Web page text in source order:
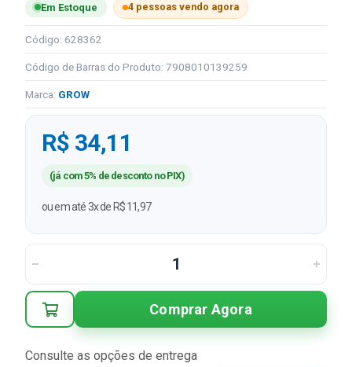
Em Estoque 4 pessoas vendo agora
Código: 628362
Código de Barras do Produto: 7908010139259
Marca: GROW
R$ 34,11
(já com 5% de desconto no PIX)
ou em até 3x de R$ 11,97
Comprar Agora
Consulte as opções de entrega